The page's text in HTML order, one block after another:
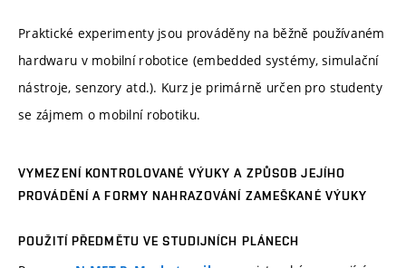
Praktické experimenty jsou prováděny na běžně používaném
hardwaru v mobilní robotice (embedded systémy, simulační
nástroje, senzory atd.). Kurz je primárně určen pro studenty
se zájmem o mobilní robotiku.
VYMEZENÍ KONTROLOVANÉ VÝUKY A ZPŮSOB JEJÍHO
PROVÁDĚNÍ A FORMY NAHRAZOVÁNÍ ZAMEŠKANÉ VÝUKY
POUŽITÍ PŘEDMĚTU VE STUDIJNÍCH PLÁNECH